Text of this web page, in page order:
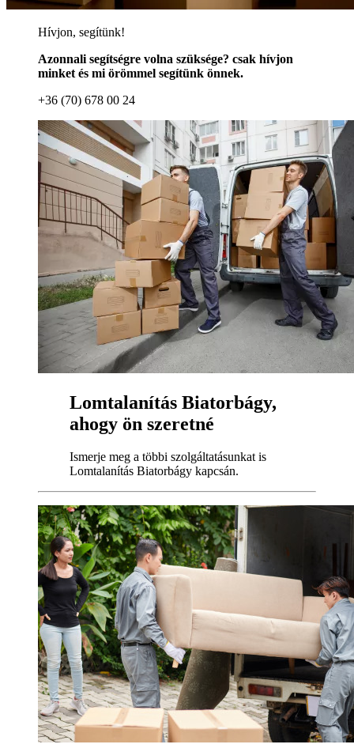
Hívjon, segítünk!
Azonnali segítségre volna szüksége? csak hívjon
minket és mi örömmel segítünk önnek.
+36 (70) 678 00 24
Lomtalanítás Biatorbágy,
ahogy ön szeretné
Ismerje meg a többi szolgáltatásunkat is
Lomtalanítás Biatorbágy kapcsán.